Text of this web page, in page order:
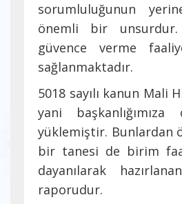
sorumluluğunun
önemli bir unsurdur.
güvence verme
sağlanmaktadır.
5018 sayılı kanun Mali
yani
yüklemiştir. Bunlardan
bir tanesi de birim
dayanılarak
raporudur.